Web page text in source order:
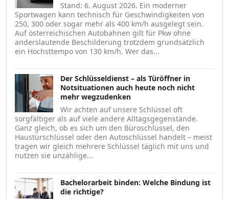
Stand: 6. August 2026. Ein moderner
Sportwagen kann technisch für Geschwindigkeiten von
250, 300 oder sogar mehr als 400 km/h ausgelegt sein.
Auf österreichischen Autobahnen gilt für Pkw ohne
anderslautende Beschilderung trotzdem grundsätzlich
ein Höchsttempo von 130 km/h. Wer das...
Der Schlüsseldienst – als Türöffner in
Notsituationen auch heute noch nicht
mehr wegzudenken
Wir achten auf unsere Schlüssel oft
sorgfältiger als auf viele andere Alltagsgegenstände.
Ganz gleich, ob es sich um den Büroschlüssel, den
Haustürschlüssel oder den Autoschlüssel handelt – meist
tragen wir gleich mehrere Schlüssel täglich mit uns und
nutzen sie unzählige...
Bachelorarbeit binden: Welche Bindung ist
die richtige?